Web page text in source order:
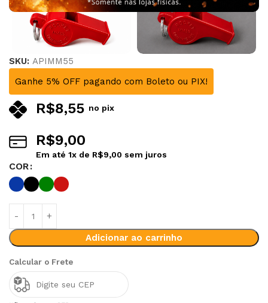
SKU: APIMM55
Ganhe 5% OFF pagando com Boleto ou PIX!
R$8,55 no pix
R$9,00
Em até 1x de R$9,00 sem juros
COR
Adicionar ao carrinho
Calcular o Frete
Alternative: